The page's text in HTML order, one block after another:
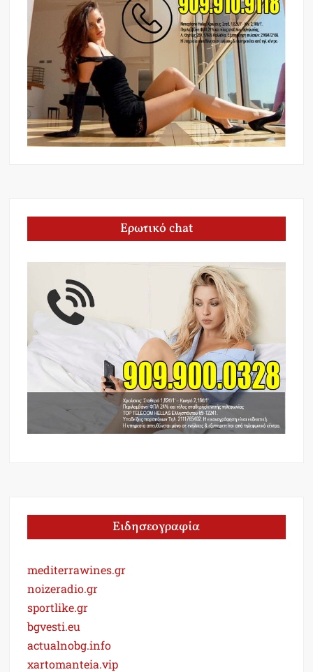
Ερωτικό chat
Ειδησεογραφία
mediterrawines.gr
noizeradio.gr
sportlike.gr
bgvesti.eu
actualnobg.info
xartomanteia.vip